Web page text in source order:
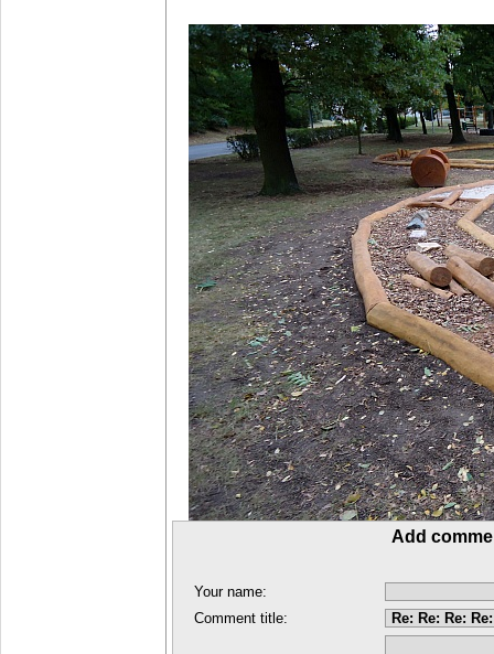
Add
Your name:
Comment title: